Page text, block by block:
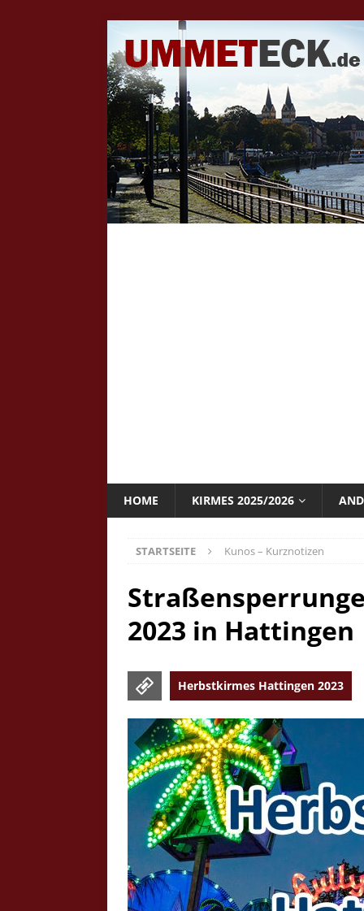
HOME KIRMES 2025/2026
STARTSEITE Kunos – Kurznotizen
2023 in Hattingen
Herbstkirmes Hattingen 2023
Crazy Outback (Kollmann) -
Bilder
Schau Dir hier Bilder vom